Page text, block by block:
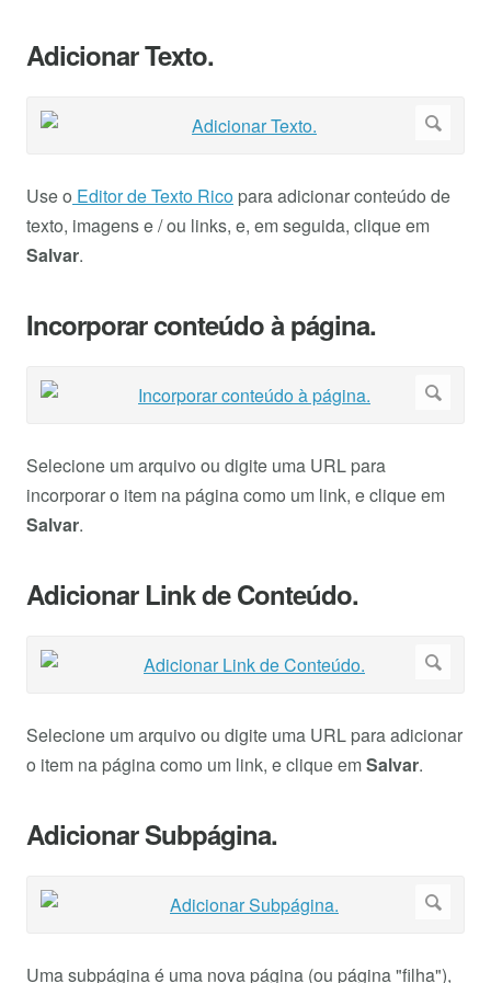
Adicionar Texto.
Use o Editor de Texto Rico para adicionar conteúdo de
texto, imagens e / ou links, e, em seguida, clique em
Salvar.
Incorporar conteúdo à página.
Selecione um arquivo ou digite uma URL para
incorporar o item na página como um link, e clique em
Salvar.
Adicionar Link de Conteúdo.
Selecione um arquivo ou digite uma URL para adicionar
o item na página como um link, e clique emSalvar.
Adicionar Subpágina.
Uma subpágina é uma nova página (ou página "filha"),